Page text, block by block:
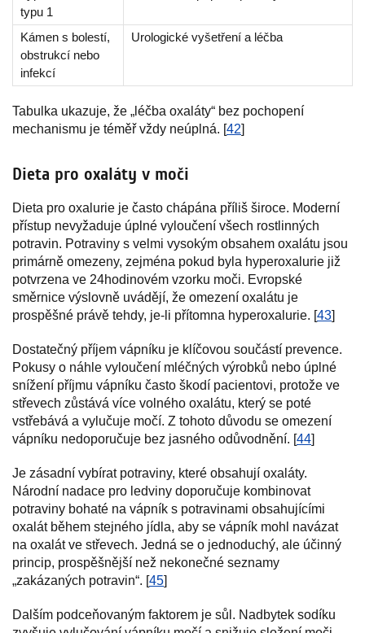
typu 1
Kámen s bolestí,
obstrukcí nebo
infekcí
Urologické vyšetření a léčba
Tabulka ukazuje, že „léčba oxaláty“ bez pochopení
mechanismu je téměř vždy neúplná. [42]
Dieta pro oxaláty v moči
Dieta pro oxalurie je často chápána příliš široce. Moderní
přístup nevyžaduje úplné vyloučení všech rostlinných
potravin. Potraviny s velmi vysokým obsahem oxalátu jsou
primárně omezeny, zejména pokud byla hyperoxalurie již
potvrzena ve 24hodinovém vzorku moči. Evropské
směrnice výslovně uvádějí, že omezení oxalátu je
prospěšné právě tehdy, je-li přítomna hyperoxalurie. [43]
Dostatečný příjem vápníku je klíčovou součástí prevence.
Pokusy o náhle vyloučení mléčných výrobků nebo úplné
snížení příjmu vápníku často škodí pacientovi, protože ve
střevech zůstává více volného oxalátu, který se poté
vstřebává a vylučuje močí. Z tohoto důvodu se omezení
vápníku nedoporučuje bez jasného odůvodnění. [44]
Je zásadní vybírat potraviny, které obsahují oxaláty.
Národní nadace pro ledviny doporučuje kombinovat
potraviny bohaté na vápník s potravinami obsahujícími
oxalát během stejného jídla, aby se vápník mohl navázat
na oxalát ve střevech. Jedná se o jednoduchý, ale účinný
princip, prospěšnější než nekonečné seznamy
„zakázaných potravin“. [45]
Dalším podceňovaným faktorem je sůl. Nadbytek sodíku